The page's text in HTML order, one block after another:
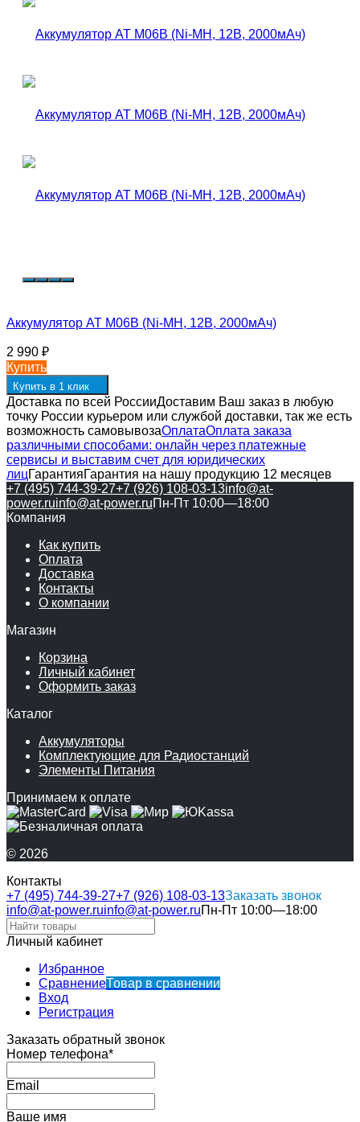
Аккумулятор AT M06B (Ni-MH, 12В, 2000мАч)
2 990 ₽
Купить
Купить в 1 клик
Доставка по всей РоссииДоставим Ваш заказ в любую
точку России курьером или службой доставки, так же есть
возможность самовывозаОплатаОплата заказа
различными способами: онлайн через платежные
сервисы и выставим счет для юридических
лицГарантияГарантия на нашу продукцию 12 месяцев
+7 (495) 744-39-27+7 (926) 108-03-13info@at-
power.ruinfo@at-power.ruПн-Пт 10:00—18:00
Компания
Как купить
Оплата
Доставка
Контакты
О компании
Магазин
Корзина
Личный кабинет
Оформить заказ
Каталог
Аккумуляторы
Комплектующие для Радиостанций
Элементы Питания
Принимаем к оплате
© 2026
Контакты
+7 (495) 744-39-27+7 (926) 108-03-13Заказать звонок
info@at-power.ruinfo@at-power.ruПн-Пт 10:00—18:00
Личный кабинет
Избранное
СравнениеТовар в сравнении
Вход
Регистрация
Заказать обратный звонок
Номер телефона*
Email
Ваше имя